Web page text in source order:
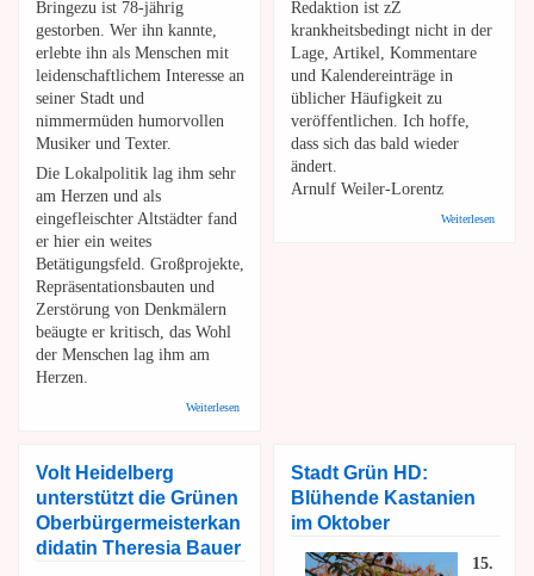
Bringezu ist 78-jährig
gestorben. Wer ihn kannte,
erlebte ihn als Menschen mit
leidenschaftlichem Interesse an
seiner Stadt und
nimmermüden humorvollen
Musiker und Texter.
Die Lokalpolitik lag ihm sehr
am Herzen und als
eingefleischter Altstädter fand
er hier ein weites
Betätigungsfeld. Großprojekte,
Repräsentationsbauten und
Zerstörung von Denkmälern
beäugte er kritisch, das Wohl
der Menschen lag ihm am
Herzen.
Weiterlesen
Redaktion ist zZ
krankheitsbedingt nicht in der
Lage, Artikel, Kommentare
und Kalendereinträge in
üblicher Häufigkeit zu
veröffentlichen. Ich hoffe,
dass sich das bald wieder
ändert.
Arnulf Weiler-Lorentz
Weiterlesen
Volt Heidelberg
unterstützt die Grünen
Oberbürgermeisterkan
didatin Theresia Bauer
Stadt Grün HD:
Blühende Kastanien
im Oktober
15.